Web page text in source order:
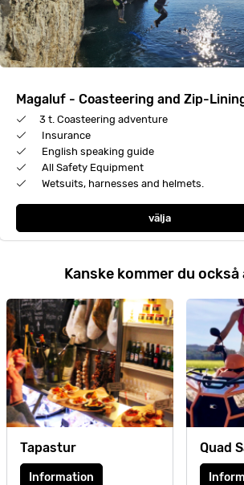
Magaluf - Coasteering and Zip-
3 t. Coasteering adventure
Insurance
English speaking guide
All Safety Equipment
Wetsuits, harnesses and helmets.
välja
Kanske kommer du
Tapastur
Information
Quad